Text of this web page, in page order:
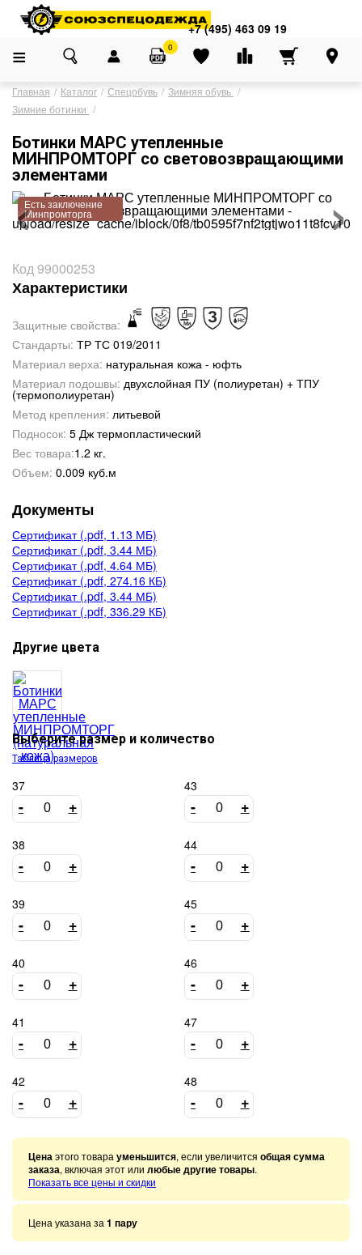
Адреса магазинов
+7 (495) 463 09 19
+7 (495) 463 09 19
0
Главная Каталог Спецобувь
Зимняя обувь
Зимние ботинки
Ботинки МАРС утепленные
МИНПРОМТОРГ со световозвращающими
элементами
Есть заключение
Минпромторга ›
‹
Код 99000253
Характеристики
Защитные свойства:
Стандарты: ТР ТС 019/2011
Материал верха: натуральная кожа - юфть
Материал подошвы: двухслойная ПУ (полиуретан) + ТПУ
(термополиуретан)
Метод крепления: литьевой
Подносок: 5 Дж термопластический
Вес товара:1.2 кг.
Объем: 0.009 куб.м
Документы
Сертификат (.pdf, 1.13 МБ)
Сертификат (.pdf, 3.44 МБ)
Сертификат (.pdf, 4.64 МБ)
Сертификат (.pdf, 274.16 КБ)
Сертификат (.pdf, 3.44 МБ)
Сертификат (.pdf, 336.29 КБ)
Другие цвета
Выберите размер и количество
Таблица размеров
37
- +
38
- +
39
- +
40
- +
41
- +
42
- +
43
- +
44
- +
45
- +
46
- +
47
- +
48
- +
Ценаэтого товара уменьшится, если увеличится общая сумма
заказа, включая этот или любые другие товары.
Показать все цены и скидки
Цена указана за 1 пару